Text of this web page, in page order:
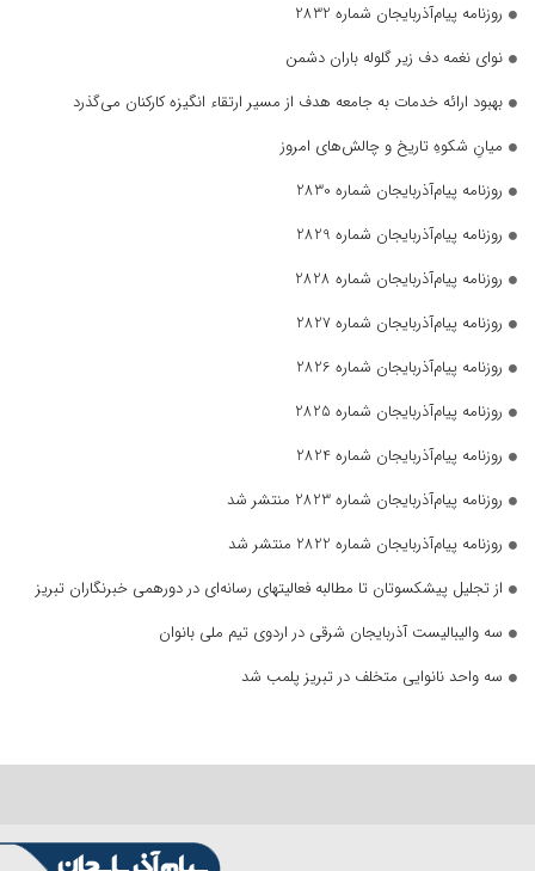
روزنامه پیام‌آذربایجان شماره 2832
نوای نغمه دف زیر گلوله باران دشمن
بهبود ارائه خدمات به جامعه هدف از مسیر ارتقاء انگیزه کارکنان می‌گذرد
میانِ شکوهِ تاریخ و چالش‌های امروز
روزنامه پیام‌آذربایجان شماره 2830
روزنامه پیام‌آذربایجان شماره 2829
روزنامه پیام‌آذربایجان شماره 2828
روزنامه پیام‌آذربایجان شماره 2827
روزنامه پیام‌آذربایجان شماره 2826
روزنامه پیام‌آذربایجان شماره 2825
روزنامه پیام‌آذربایجان شماره 2824
روزنامه پیام‌آذربایجان شماره 2823 منتشر شد
روزنامه پیام‌آذربایجان شماره 2822 منتشر شد
از تجلیل پیشکسوتان تا مطالبه فعالیتهای رسانه‌ای در دورهمی خبرنگاران تبریز
سه والیبالیست آذربایجان‌ شرقی در اردوی تیم ملی بانوان
سه واحد نانوایی متخلف در تبریز پلمب شد